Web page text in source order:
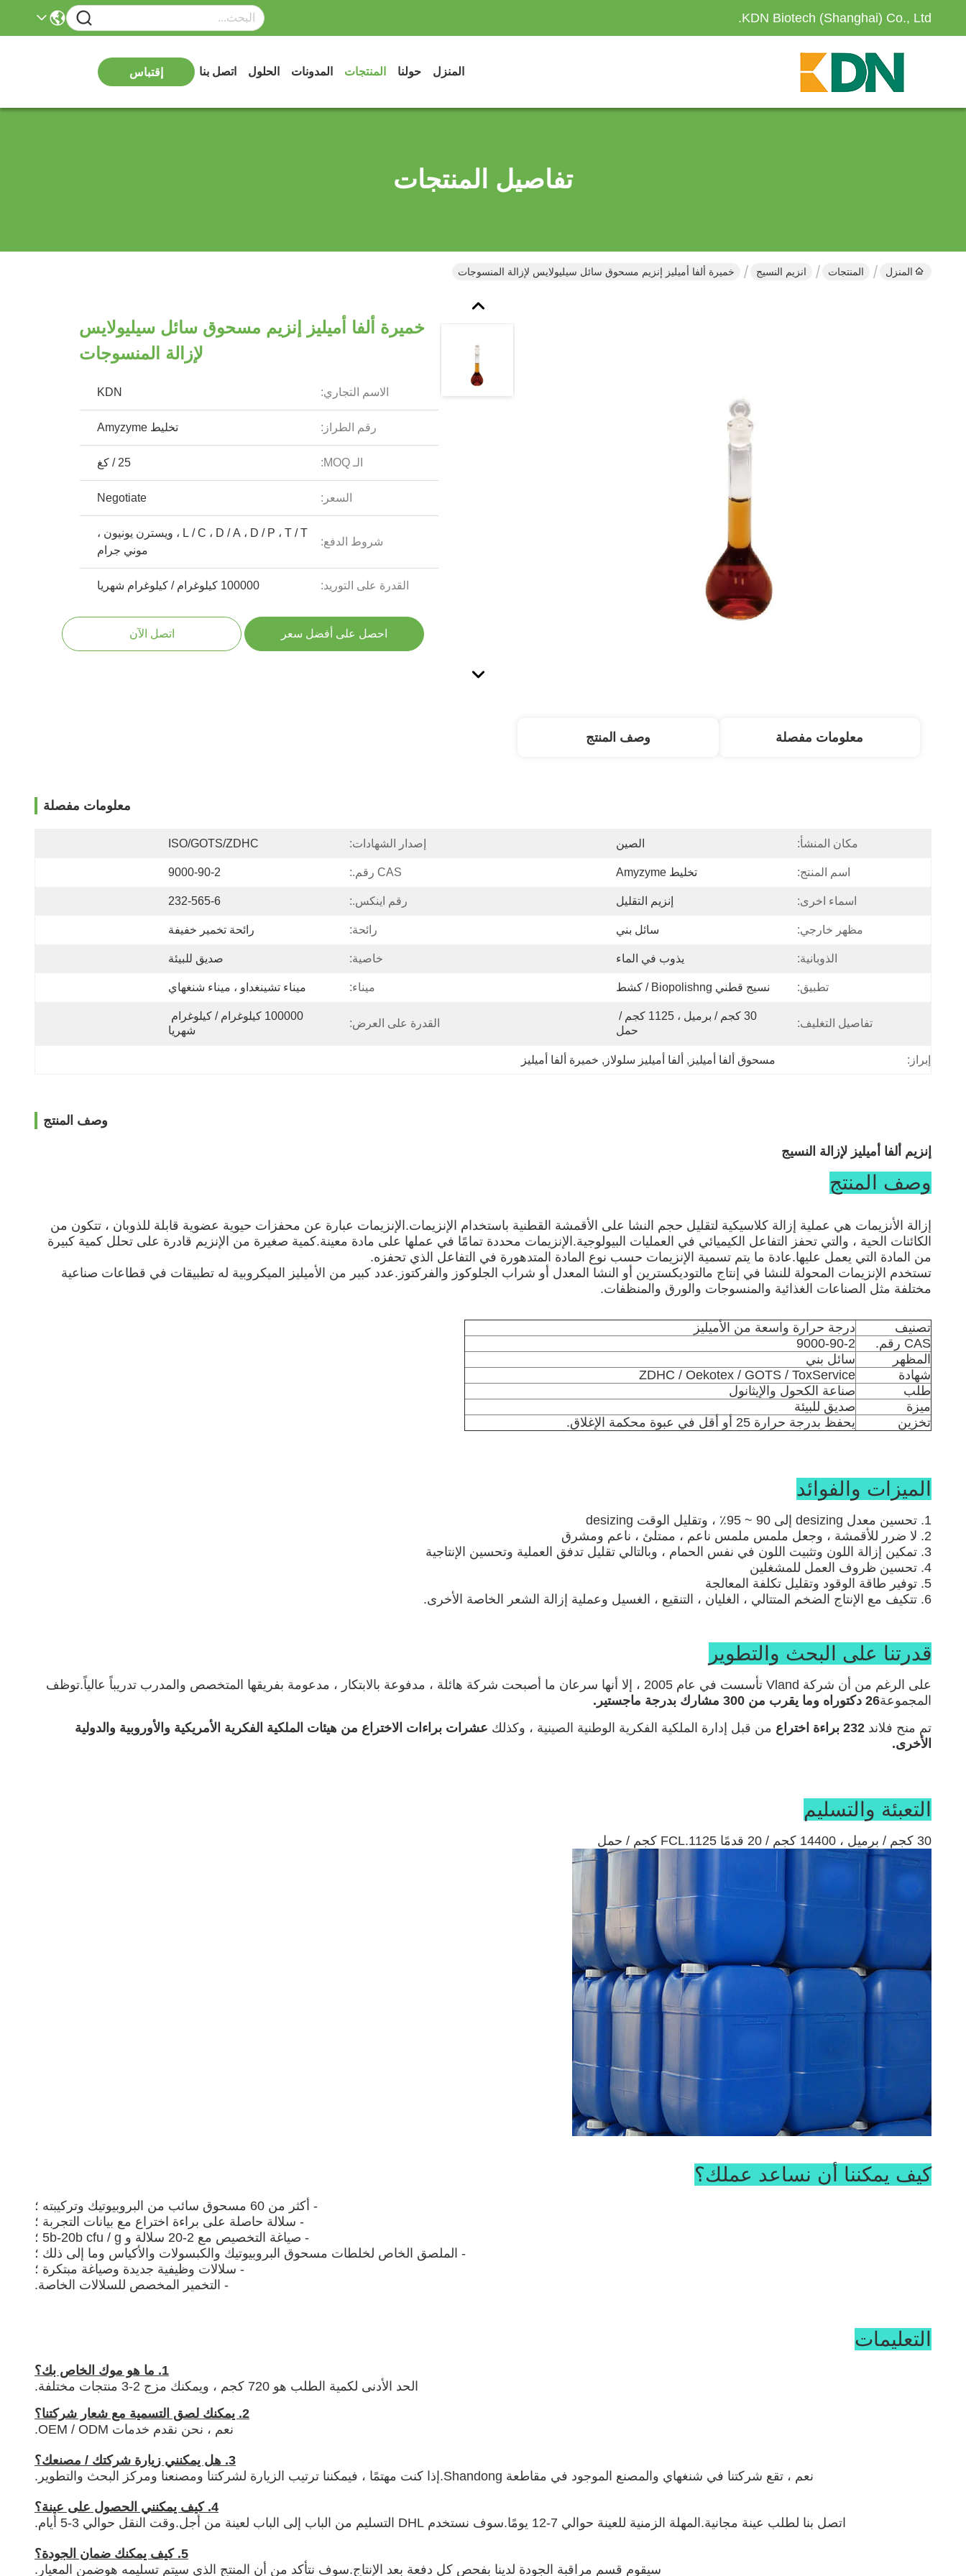
KDN Biotech (Shanghai) Co., Ltd.
المنزل حولنا المنتجات المدونات الحلول اتصل بنا إقتباس
تفاصيل المنتجات
المنزل المنتجات انزيم النسيج خميرة ألفا أميليز إنزيم مسحوق سائل سيليولايس لإزالة المنسوجات
خميرة ألفا أميليز إنزيم مسحوق سائل سيليولايس
لإزالة المنسوجات
الاسم التجاري: KDN
رقم الطراز: تخليط Amyzyme
الـ MOQ: 25 / كغ
السعر: Negotiate
شروط الدفع:
L / C ، D / A ، D / P ، T / T ، ويسترن يونيون ،
موني جرام
القدرة على التوريد: 100000 كيلوغرام / كيلوغرام شهريا
احصل على أفضل سعر اتصل الآن
معلومات مفصلة وصف المنتج
معلومات مفصلة
مكان المنشأ: الصين إصدار الشهادات: ISO/GOTS/ZDHC
اسم المنتج: تخليط Amyzyme CAS رقم.: 9000-90-2
اسماء اخرى: إنزيم التقليل رقم اينكس.: 232-565-6
مظهر خارجي: سائل بني رائحة: رائحة تخمير خفيفة
الذوبانية: يذوب في الماء خاصية: صديق للبيئة
تطبيق: نسيج قطني Biopolishng / كشط ميناء: ميناء تشينغداو ، ميناء شنغهاي
تفاصيل التغليف:
حمل
القدرة على العرض:
شهريا
إبراز: مسحوق ألفا أميليز , ألفا أميليز سلولاز , خميرة ألفا أميليز
وصف المنتج
إنزيم ألفا أميليز لإزالة النسيج
وصف المنتج
إزالة الأنزيمات هي عملية إزالة كلاسيكية لتقليل حجم النشا على الأقمشة القطنية باستخدام الإنزيمات.الإنزيمات عبارة عن محفزات حيوية عضوية قابلة للذوبان ، تتكون من
الكائنات الحية ، والتي تحفز التفاعل الكيميائي في العمليات البيولوجية.الإنزيمات محددة تمامًا في عملها على مادة معينة.كمية صغيرة من الإنزيم قادرة على تحلل كمية كبيرة
من المادة التي يعمل عليها.عادة ما يتم تسمية الإنزيمات حسب نوع المادة المتدهورة في التفاعل الذي تحفزه.
تستخدم الإنزيمات المحولة للنشا في إنتاج مالتوديكسترين أو النشا المعدل أو شراب الجلوكوز والفركتوز.عدد كبير من الأميليز الميكروبية له تطبيقات في قطاعات صناعية
مختلفة مثل الصناعات الغذائية والمنسوجات والورق والمنظفات.
تصنيف
درجة حرارة واسعة من الأميليز
CAS رقم.
9000-90-2
المظهر
سائل بني
شهادة
ZDHC / Oekotex / GOTS / ToxService
طلب
صناعة الكحول والإيثانول
ميزة
صديق للبيئة
تخزين
يحفظ بدرجة حرارة 25 أو أقل في عبوة محكمة الإغلاق.
الميزات والفوائد
1. تحسين معدل desizing إلى 90 ~ 95٪ ، وتقليل الوقت desizing
2. لا ضرر للأقمشة ، وجعل ملمس ملمس ناعم ، ممتلئ ، ناعم ومشرق
3. تمكين إزالة اللون وتثبيت اللون في نفس الحمام ، وبالتالي تقليل تدفق العملية وتحسين الإنتاجية
4. تحسين ظروف العمل للمشغلين
5. توفير طاقة الوقود وتقليل تكلفة المعالجة
6. تتكيف مع الإنتاج الضخم المتتالي ، الغليان ، التنقيع ، الغسيل وعملية إزالة الشعر الخاصة الأخرى.
قدرتنا على البحث والتطوير
على الرغم من أن شركة Vland تأسست في عام 2005 ، إلا أنها سرعان ما أصبحت شركة هائلة ، مدفوعة بالابتكار ، مدعومة بفريقها المتخصص والمدرب تدريباً عالياً.توظف
المجموعة26 دكتوراه وما يقرب من 300 مشارك بدرجة ماجستير.
تم منح فلاند 232 براءة اختراع من قبل إدارة الملكية الفكرية الوطنية الصينية ، وكذلك عشرات براءات الاختراع من هيئات الملكية الفكرية الأمريكية والأوروبية والدولية
الأخرى.
التعبئة والتسليم
30 كجم / برميل ، 14400 كجم / 20 قدمًا FCL.1125 كجم / حمل
كيف يمكننا أن نساعد عملك؟
- أكثر من 60 مسحوق سائب من البروبيوتيك وتركيبته ؛
- سلالة حاصلة على براءة اختراع مع بيانات التجربة ؛
- صياغة التخصيص مع 2-20 سلالة و 5b-20b cfu / g ؛
- الملصق الخاص لخلطات مسحوق البروبيوتيك والكبسولات والأكياس وما إلى ذلك ؛
- سلالات وظيفية جديدة وصياغة مبتكرة ؛
- التخمير المخصص للسلالات الخاصة.
التعليمات
1. ما هو موك الخاص بك؟
الحد الأدنى لكمية الطلب هو 720 كجم ، ويمكنك مزج 2-3 منتجات مختلفة.
2. يمكنك لصق التسمية مع شعار شركتنا؟
نعم ، نحن نقدم خدمات OEM / ODM.
3. هل يمكنني زيارة شركتك / مصنعك؟
نعم ، تقع شركتنا في شنغهاي والمصنع الموجود في مقاطعة Shandong.إذا كنت مهتمًا ، فيمكننا ترتيب الزيارة لشركتنا ومصنعنا ومركز البحث والتطوير.
4. كيف يمكنني الحصول على عينة؟
اتصل بنا لطلب عينة مجانية.المهلة الزمنية للعينة حوالي 7-12 يومًا.سوف نستخدم DHL التسليم من الباب إلى الباب لعينة من أجل.وقت النقل حوالي 3-5 أيام.
5. كيف يمكنك ضمان الجودة؟
سيقوم قسم مراقبة الجودة لدينا بفحص كل دفعة بعد الإنتاج.سوف نتأكد من أن المنتج الذي سيتم تسليمه هوضمن المعيار.